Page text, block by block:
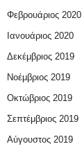
Φεβρουάριος 2020
Ιανουάριος 2020
Δεκέμβριος 2019
Νοέμβριος 2019
Οκτώβριος 2019
Σεπτέμβριος 2019
Αύγουστος 2019